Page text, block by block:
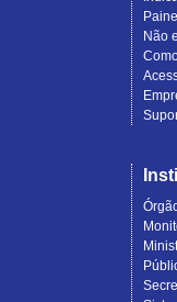
Não